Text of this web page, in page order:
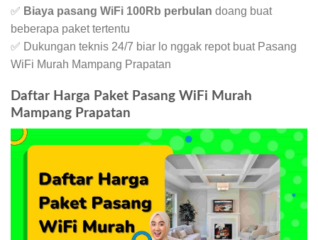
✅ Biaya pasang WiFi 100Rb perbulan doang buat
beberapa paket tertentu
✅ Dukungan teknis 24/7 biar lo nggak repot buat Pasang
WiFi Murah Mampang Prapatan
Daftar Harga Paket Pasang WiFi Murah
Mampang Prapatan